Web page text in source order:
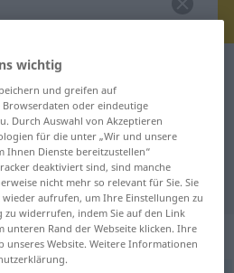
Übersetzung für
Übersetzung
wichtig
und greifen auf
oder eindeutige
Durch Auswahl von Akzeptieren
für die unter „Wir und unsere
Ihnen Dienste bereitzustellen“
deaktiviert sind, sind manche
nicht mehr so relevant für Sie. Sie
aufrufen, um Ihre Einstellungen zu
widerrufen, indem Sie auf den Link
unteren Rand der Webseite klicken. Ihre
unseres Website. Weitere Informationen